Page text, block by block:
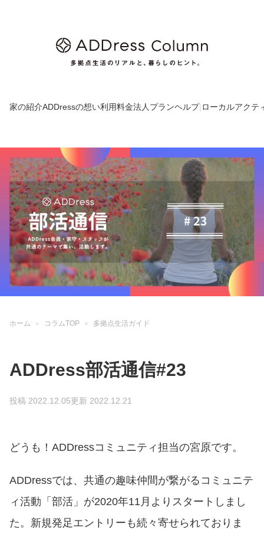
家の紹介ADDressの想い利用料金法人プランヘルプ| ローカルアクテ
ホーム コラムTOP 多拠点生活ガイド
ADDress部活通信#23
投稿 2022.12.05更新 2022.12.21
どうも！ADDressコミュニティ担当の宮原です。
ADDressでは、共通の趣味仲間が繋がるコミュニテ
ィ活動「部活」が2020年11月よりスタートしまし
た。新規発足エントリーも続々寄せられておりま